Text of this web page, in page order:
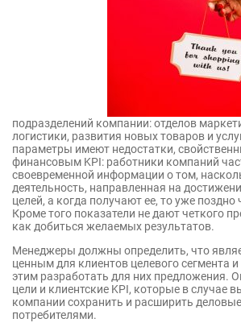
подразделений компании: отделов
логистики, развития новых товаров и
параметры имеют недостатки,
финансовым KPI: работники компаний
своевременной информации о том,
деятельность, направленная на
целей, а когда получают ее, то уже поздно
Кроме того показатели не дают четкого
как добиться желаемых результатов.
Менеджеры должны определить, что
ценным для клиентов целевого сегмента и
этим разработать для них предложения.
цели и клиентские KPI, которые в случае
компании сохранить и расширить
потребителями.